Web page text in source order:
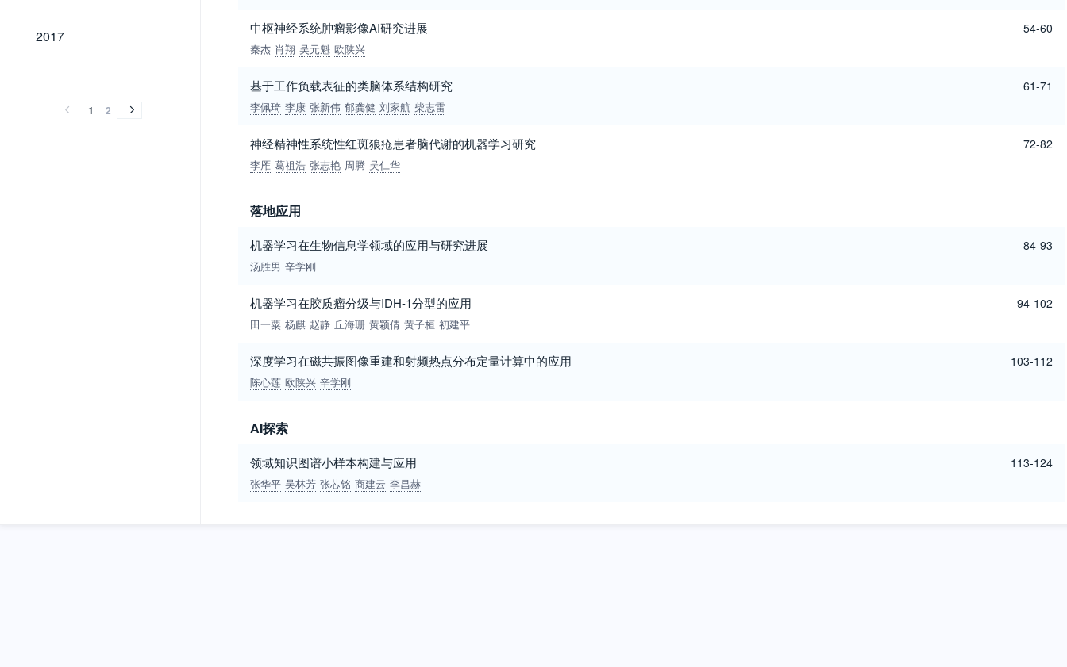
2017
2017
1 2
中枢神经系统肿瘤影像AI研究进展
秦杰 肖翔 吴元魁 欧陕兴
54-60
基于工作负载表征的类脑体系结构研究
李佩琦 李康 张新伟 郁龚健 刘家航 柴志雷
61-71
神经精神性系统性红斑狼疮患者脑代谢的机器学习研究
李雁 葛祖浩 张志艳 周腾 吴仁华
72-82
落地应用
机器学习在生物信息学领域的应用与研究进展
汤胜男 辛学刚
84-93
机器学习在胶质瘤分级与IDH-1分型的应用
田一粟 杨麒 赵静 丘海珊 黄颖倩 黄子桓 初建平
94-102
深度学习在磁共振图像重建和射频热点分布定量计算中的应用
陈心莲 欧陕兴 辛学刚
103-112
AI探索
领域知识图谱小样本构建与应用
张华平 吴林芳 张芯铭 商建云 李昌赫
113-124